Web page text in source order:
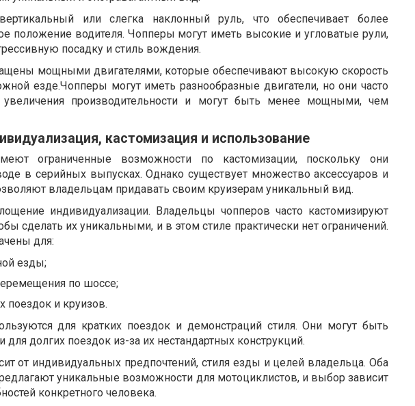
или слегка наклонный руль, что обеспечивает более
положение водителя. Чопперы могут иметь высокие и угловатые рули,
посадку и стиль вождения.
мощными двигателями, которые обеспечивают высокую скорость
езде.Чопперы могут иметь разнообразные двигатели, но они часто
увеличения производительности и могут быть менее мощными, чем
кастомизация и использование
ограниченные возможности по кастомизации, поскольку они
в серийных выпусках. Однако существует множество аксессуаров и
владельцам придавать своим круизерам уникальный вид.
индивидуализации. Владельцы чопперов часто кастомизируют
сделать их уникальными, и в этом стиле практически нет ограничений.
для:
езды;
по шоссе;
поездок и круизов.
для кратких поездок и демонстраций стиля. Они могут быть
долгих поездок из-за их нестандартных конструкций.
от индивидуальных предпочтений, стиля езды и целей владельца. Оба
уникальные возможности для мотоциклистов, и выбор зависит
конкретного человека.